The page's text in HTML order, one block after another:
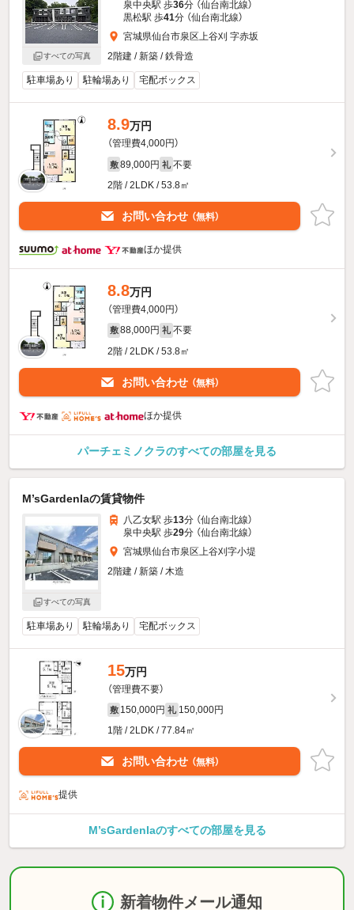
すべての写真
泉中央駅 歩36分 （仙台南北線）
黒松駅 歩41分 （仙台南北線）
宮城県仙台市泉区上谷刈 字赤坂
2階建 / 新築 / 鉄骨造
駐車場あり 駐輪場あり 宅配ボックス
8.9万円
（管理費4,000円）
敷 89,000円 礼 不要
2階 / 2LDK / 53.8㎡
お問い合わせ （無料）
ほか提供
8.8万円
（管理費4,000円）
敷 88,000円 礼 不要
2階 / 2LDK / 53.8㎡
お問い合わせ （無料）
ほか提供
パーチェミノクラのすべての部屋を見る
M’sGardenIaの賃貸物件
すべての写真
八乙女駅 歩13分 （仙台南北線）
泉中央駅 歩29分 （仙台南北線）
宮城県仙台市泉区上谷刈字小堤
2階建 / 新築 / 木造
駐車場あり 駐輪場あり 宅配ボックス
15万円
（管理費不要）
敷 150,000円 礼 150,000円
1階 / 2LDK / 77.84㎡
お問い合わせ （無料）
提供
M’sGardenIaのすべての部屋を見る
新着物件メール通知